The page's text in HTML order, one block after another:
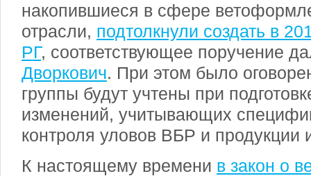
накопившиеся в сфере
отрасли, подтолкнули создать в
РГ, соответствующее поручение
Дворкович. При этом было
группы будут учтены при
изменений, учитывающих
контроля уловов ВБР и продукции
К настоящему времени в закон о